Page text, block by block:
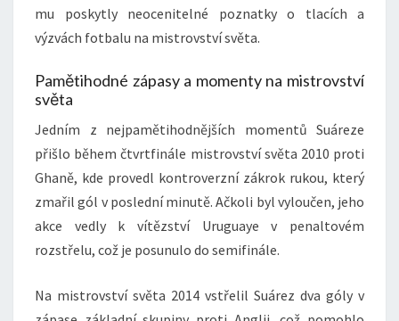
mu poskytly neocenitelné poznatky o tlacích a
výzvách fotbalu na mistrovství světa.
Pamětihodné zápasy a momenty na mistrovství
světa
Jedním z nejpamětihodnějších momentů Suáreze
přišlo během čtvrtfinále mistrovství světa 2010 proti
Ghaně, kde provedl kontroverzní zákrok rukou, který
zmařil gól v poslední minutě. Ačkoli byl vyloučen, jeho
akce vedly k vítězství Uruguaye v penaltovém
rozstřelu, což je posunulo do semifinále.
Na mistrovství světa 2014 vstřelil Suárez dva góly v